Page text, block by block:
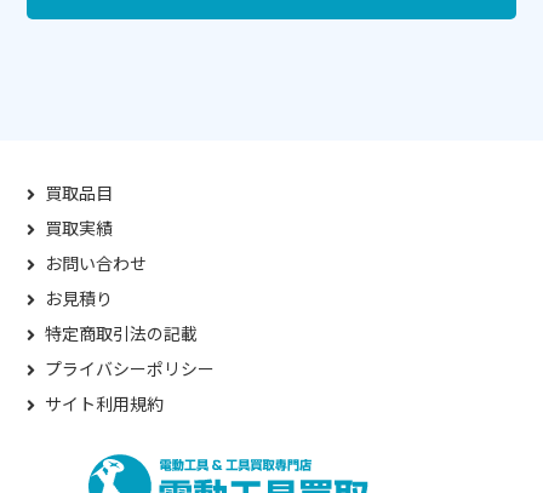
買取品目
買取実績
お問い合わせ
お見積り
特定商取引法の記載
プライバシーポリシー
サイト利用規約